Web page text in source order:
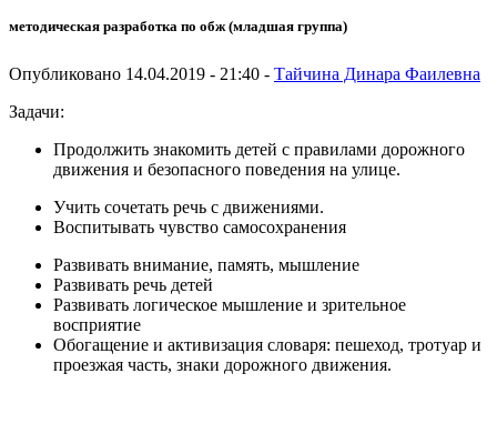
методическая разработка по обж (младшая группа)
Опубликовано 14.04.2019 - 21:40 - Тайчина Динара Фаилевна
Задачи:
Продолжить знакомить детей с правилами дорожного
движения и безопасного поведения на улице.
Учить сочетать речь с движениями.
Воспитывать чувство самосохранения
Развивать внимание, память, мышление
Развивать речь детей
Развивать логическое мышление и зрительное
восприятие
Обогащение и активизация словаря: пешеход, тротуар и
проезжая часть, знаки дорожного движения.